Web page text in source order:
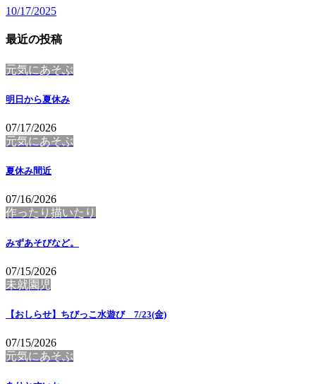
10/17/2025
最近の投稿
元気にあそぶ
明日から夏休み
07/17/2026
元気にあそぶ
夏休み間近
07/16/2026
作ったり描いたり
みずあそびなど。
07/15/2026
未就園児
【おしらせ】ちびっこ水遊び 7/23(金)
07/15/2026
元気にあそぶ